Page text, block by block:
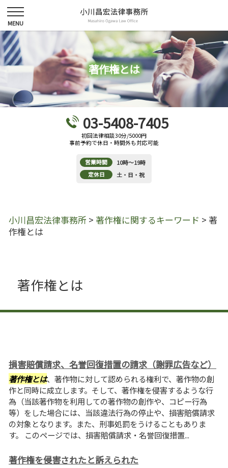
著作権とは
03-5408-7405
初回法律相談30分/5000円
事前予約で休日・時間外も対応可能
営業時間
10時～19時
定休日
土・日・祝
小川昌宏法律事務所 > 著作権に関するキーワード > 著
作権とは
著作権とは
損害賠償請求、名誉回復措置の請求（謝罪広告など）
著作権とは、著作物に対して認められる権利で、著作物の創
作と同時に成立します。そして、著作権を侵害するような行
為（当該著作物を利用しての著作物の創作や、コピー行為
等）をした場合には、当該違法行為の停止や、損害賠償請求
の対象となります。また、刑事処罰をうけることもありま
す。 このページでは、損害賠償請求・名誉回復措置...
著作権を侵害されたと訴えられた